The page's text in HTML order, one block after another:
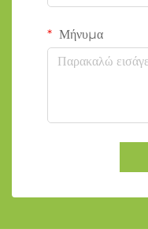
Μήνυμα